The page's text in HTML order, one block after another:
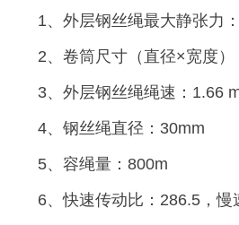
1、外层钢丝绳最大静张力
2、卷筒尺寸（直径×宽度）
3、外层钢丝绳绳速：1.66
4、钢丝绳直径：30mm
5、容绳量：800m
6、快速传动比：286.5，慢